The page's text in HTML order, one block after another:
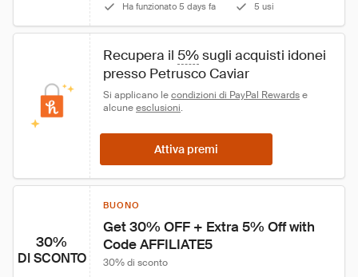
Ha funzionato 5 days fa
5 usi
Recupera il 5% sugli acquisti idonei
presso Petrusco Caviar
Si applicano le condizioni di PayPal Rewards e
alcune esclusioni.
Attiva premi
30%
DI SCONTO
BUONO
Get 30% OFF + Extra 5% Off with
Code AFFILIATE5
30% di sconto